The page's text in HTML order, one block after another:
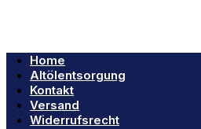
Home
Altölentsorgung
Kontakt
Versand
Widerrufsrecht